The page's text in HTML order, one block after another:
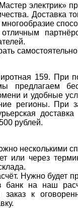
электрик»
Доставка
159. При
предлагаем
и удобные
регионы. При
рублей.
несколькими
или через
Нужно будет
банк на наш
заказ к